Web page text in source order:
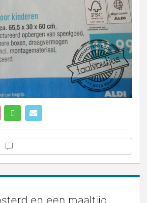
en een maaltijd.